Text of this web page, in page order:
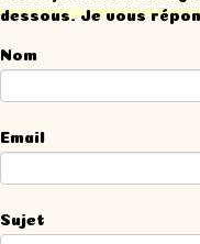
dessous. Je vous
Nom
Email
Sujet